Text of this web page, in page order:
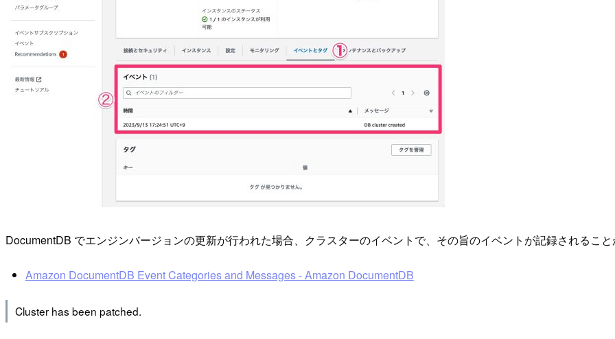
DocumentDB でエンジンバージョンの更新が行われた場合、クラスターのイベントで、その旨のイベントが記録されるこ
Amazon DocumentDB Event Categories and Messages - Amazon DocumentDB
Cluster has been patched.